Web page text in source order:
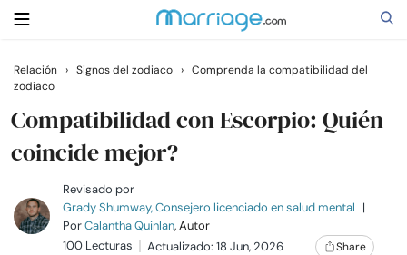
Buscar
Casarse
Relaciones
Relación › Signos del zodiaco › Comprenda la compatibilidad del
zodiaco
Compatibilidad con Escorpio: Quién
coincide mejor?
Revisado por
Grady Shumway, Consejero licenciado en salud mental |
PorCalantha Quinlan, Autor
100 Lecturas
Actualizado: 18 Jun, 2026 Share